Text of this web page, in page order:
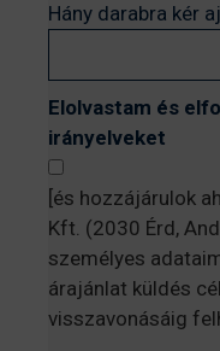
Hány darabra kér
Elolvastam és
irányelveket
[és hozzájárulok
Kft. (2030 Érd,
személyes
árajánlat küldés
visszavonásáig